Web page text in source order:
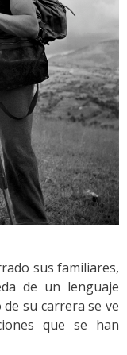
sus familiares,
de un lenguaje
su carrera se ve
que se han